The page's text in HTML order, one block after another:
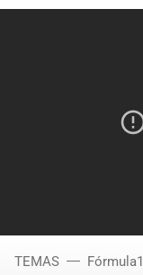
TEMAS Fórmula1